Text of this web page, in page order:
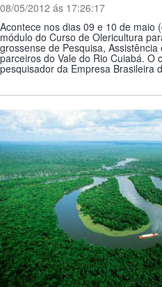
08/05/2012 ás 17:26:17
Acontece nos dias 09 e 10 de maio
módulo do Curso de Olericultura
grossense de Pesquisa,
parceiros do Vale do Rio Cuiabá. O
pesquisador da Empresa Brasileira